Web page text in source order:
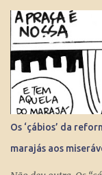
Os ‘çábios’ da
marajás aos